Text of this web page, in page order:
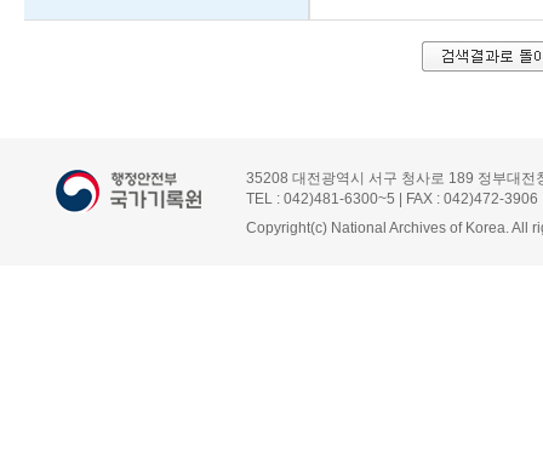
35208 대전광역시 서구 청사로 189 정부대전
TEL : 042)481-6300~5 | FAX : 042)472-3906
Copyright(c) National Archives of Korea. All